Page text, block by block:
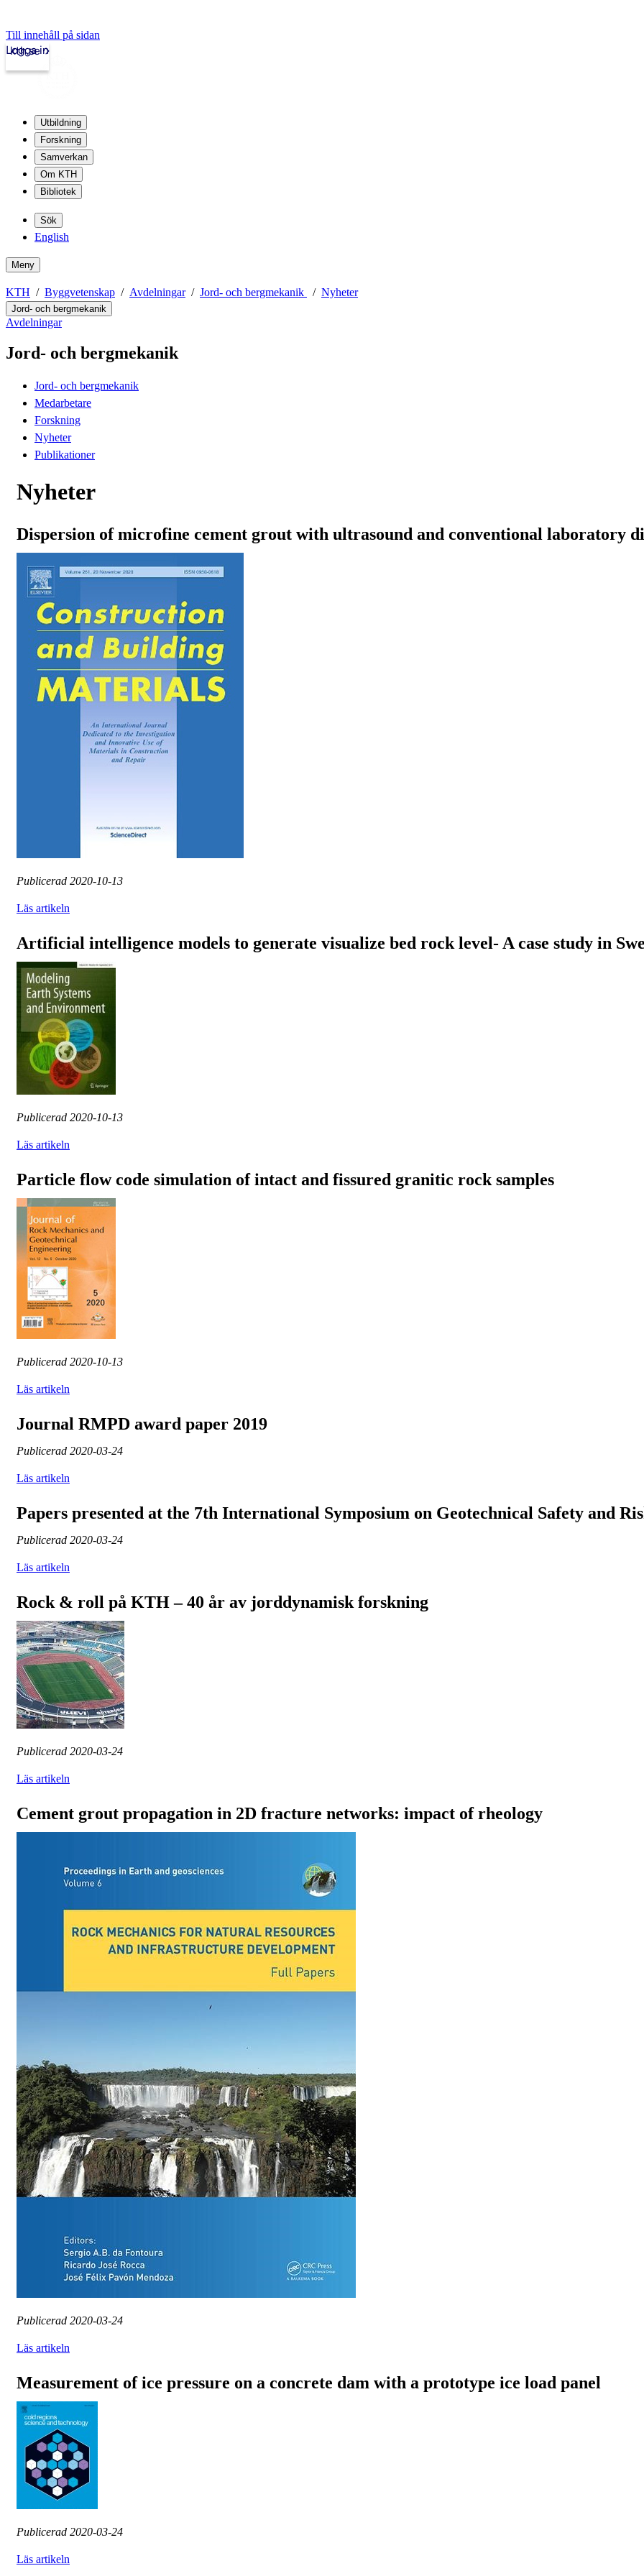
Till innehåll på sidan
kth.se
Logga in
Utbildning
Forskning
Samverkan
Om KTH
Bibliotek
Sök
English
Meny
KTH Byggvetenskap Avdelningar Jord- och bergmekanik Nyheter
Jord- och bergmekanik
Avdelningar
Jord- och bergmekanik
Jord- och bergmekanik
Medarbetare
Forskning
Nyheter
Publikationer
Nyheter
Dispersion of microfine cement grout with ultrasound and conventional laboratory
Publicerad 2020-10-13
Läs artikeln
Artificial intelligence models to generate visualize bed rock level- A case study in
Publicerad 2020-10-13
Läs artikeln
Particle flow code simulation of intact and fissured granitic rock samples
Publicerad 2020-10-13
Läs artikeln
Journal RMPD award paper 2019
Publicerad 2020-03-24
Läs artikeln
Papers presented at the 7th International Symposium on Geotechnical Safety and
Publicerad 2020-03-24
Läs artikeln
Rock & roll på KTH – 40 år av jorddynamisk forskning
Publicerad 2020-03-24
Läs artikeln
Cement grout propagation in 2D fracture networks: impact of rheology
Publicerad 2020-03-24
Läs artikeln
Measurement of ice pressure on a concrete dam with a prototype ice load panel
Publicerad 2020-03-24
Läs artikeln